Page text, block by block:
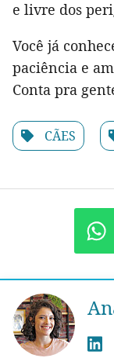
e livre dos
Você já
paciência e
Conta pra
CÃES